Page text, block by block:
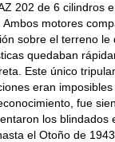
202 de 6 cilindros
motores
sobre el terreno
quedaban
Este único
eran
fue
los blindados
el Otoño de